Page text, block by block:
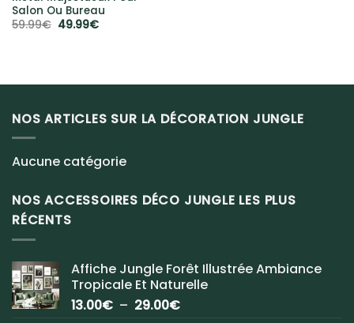
Salon Ou Bureau
59.99€ Le
49.99€Le
NOS ARTICLES SUR LA DÉCORATION JUNGLE
Aucune catégorie
NOS ACCESSOIRES DÉCO JUNGLE LES PLUS
RÉCENTS
Affiche Jungle Forêt Illustrée Ambiance
Tropicale Et Naturelle
13.00€ – 29.00€Plage